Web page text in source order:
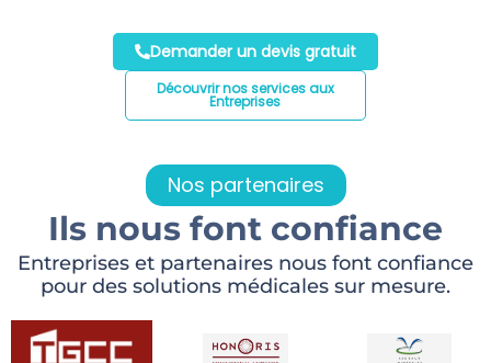
Demander un devis gratuit
Découvrir nos services aux
Entreprises
Nos partenaires
Ils nous font confiance
Entreprises et partenaires nous font confiance
pour des solutions médicales sur mesure.